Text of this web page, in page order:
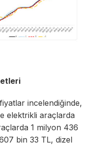
incelendiğinde,
elektrikli araçlarda
1 milyon 436
bin 33 TL, dizel